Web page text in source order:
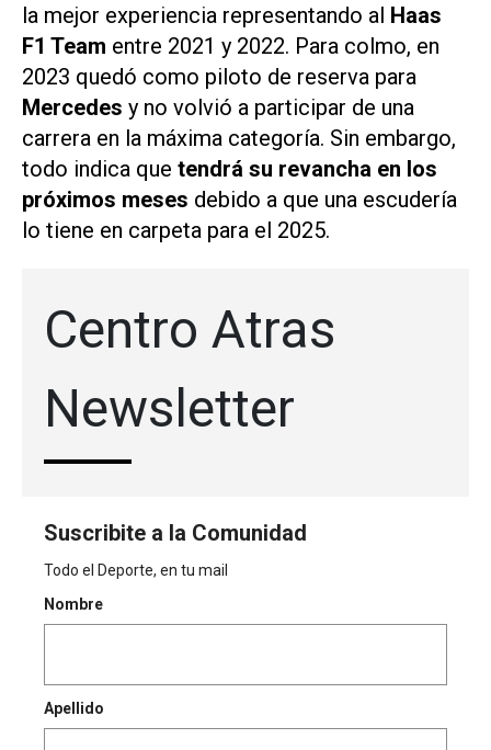
la mejor experiencia representando al Haas
F1 Team entre 2021 y 2022. Para colmo, en
2023 quedó como piloto de reserva para
Mercedes y no volvió a participar de una
carrera en la máxima categoría. Sin embargo,
todo indica que tendrá su revancha en los
próximos meses debido a que una escudería
lo tiene en carpeta para el 2025.